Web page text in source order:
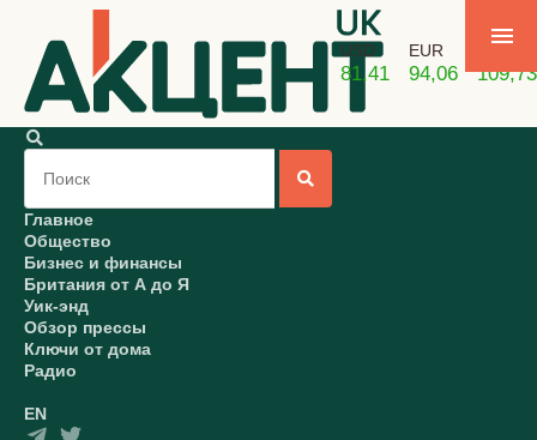
USD
81,41
EUR
94,06 109,73
Главное
Общество
Бизнес и финансы
Британия от А до Я
Уик-энд
Обзор прессы
Ключи от дома
Радио
EN